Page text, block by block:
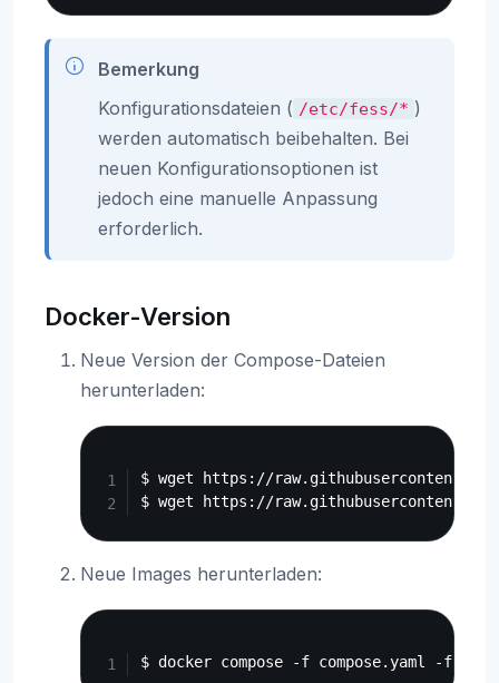
Bemerkung
Konfigurationsdateien ( /etc/fess/* )
werden automatisch beibehalten. Bei
neuen Konfigurationsoptionen ist
jedoch eine manuelle Anpassung
erforderlich.
Docker-Version
Neue Version der Compose-Dateien
herunterladen:
$ wget https://
Neue Images herunterladen: